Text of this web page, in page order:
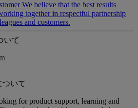
We believe that the best results
together in respectful partnership
and customers.
いて
ついて
for product support, learning and